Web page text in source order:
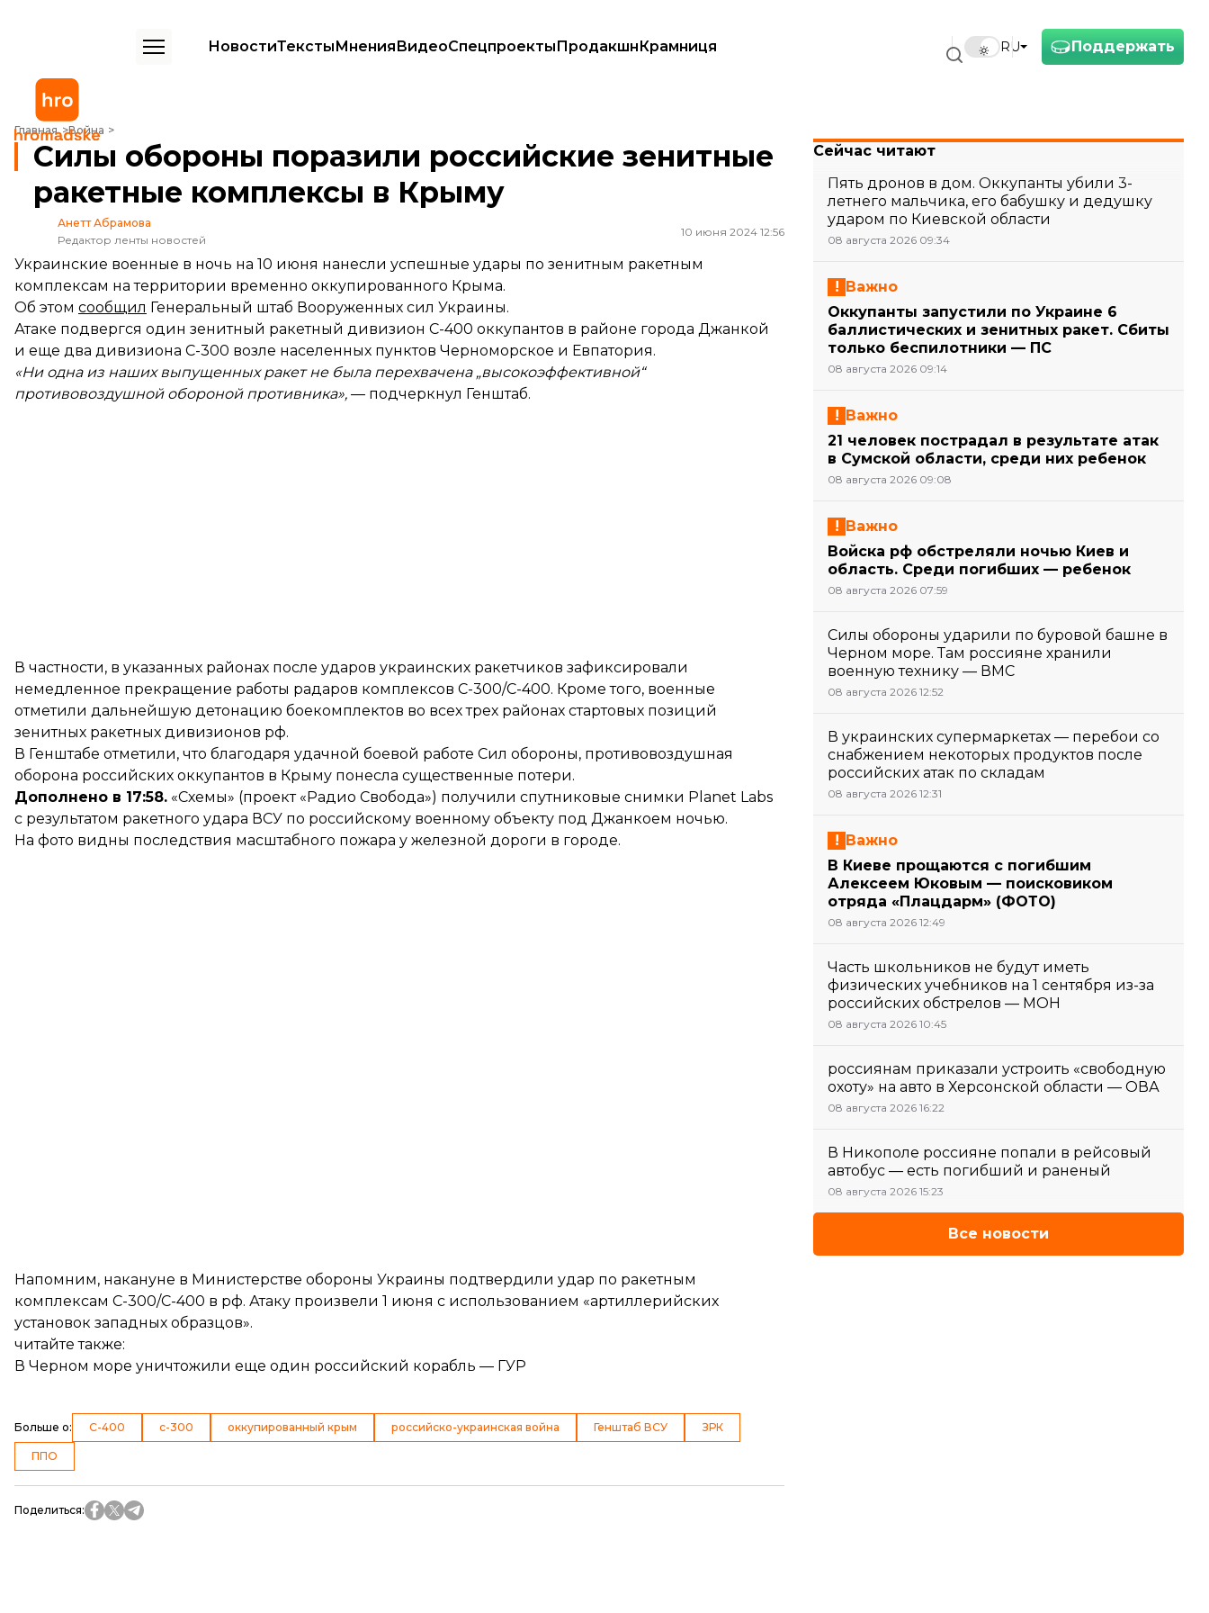
Поддержать
RU
НовостиТекстыМненияВидеоСпецпроектыПродакшнКрамниця
Главная Война
Силы обороны поразили российские зенитные ракетные комплексы в Крыму
Силы обороны поразили российские зенитные
ракетные комплексы в Крыму
Анетт Абрамова
Редактор ленты новостей
10 июня 2024 12:56
Украинские военные в ночь на 10 июня нанесли успешные удары по зенитным ракетным
комплексам на территории временно оккупированного Крыма.
Об этом сообщил Генеральный штаб Вооруженных сил Украины.
Атаке подвергся один зенитный ракетный дивизион С-400 оккупантов в районе города Джанкой
и еще два дивизиона С-300 возле населенных пунктов Черноморское и Евпатория.
«Ни одна из наших выпущенных ракет не была перехвачена „высокоэффективной“
противовоздушной обороной противника», — подчеркнул Генштаб.
В частности, в указанных районах после ударов украинских ракетчиков зафиксировали
немедленное прекращение работы радаров комплексов С-300/С-400. Кроме того, военные
отметили дальнейшую детонацию боекомплектов во всех трех районах стартовых позиций
зенитных ракетных дивизионов рф.
В Генштабе отметили, что благодаря удачной боевой работе Сил обороны, противовоздушная
оборона российских оккупантов в Крыму понесла существенные потери.
Дополнено в 17:58. «Схемы» (проект «Радио Свобода») получили спутниковые снимки Planet Labs
с результатом ракетного удара ВСУ по российскому военному объекту под Джанкоем ночью.
На фото видны последствия масштабного пожара у железной дороги в городе.
Напомним, накануне в Министерстве обороны Украины подтвердили удар по ракетным
комплексам С-300/С-400 в рф. Атаку произвели 1 июня с использованием «артиллерийских
установок западных образцов».
читайте также:
В Черном море уничтожили еще один российский корабль — ГУР
Больше о: С-400 с-300 оккупированный крым российско-украинская война Генштаб ВСУ ЗРК
ППО
Поделиться:
Сейчас читают
Пять дронов в дом. Оккупанты убили 3-
летнего мальчика, его бабушку и дедушку
ударом по Киевской области
08 августа 2026 09:34
Важно
Оккупанты запустили по Украине 6
баллистических и зенитных ракет. Сбиты
только беспилотники — ПС
08 августа 2026 09:14
Важно
21 человек пострадал в результате атак
в Сумской области, среди них ребенок
08 августа 2026 09:08
Важно
Войска рф обстреляли ночью Киев и
область. Среди погибших — ребенок
08 августа 2026 07:59
Силы обороны ударили по буровой башне в
Черном море. Там россияне хранили
военную технику — ВМС
08 августа 2026 12:52
В украинских супермаркетах — перебои со
снабжением некоторых продуктов после
российских атак по складам
08 августа 2026 12:31
Важно
В Киеве прощаются с погибшим
Алексеем Юковым — поисковиком
отряда «Плацдарм» (ФОТО)
08 августа 2026 12:49
Часть школьников не будут иметь
физических учебников на 1 сентября из-за
российских обстрелов — МОН
08 августа 2026 10:45
россиянам приказали устроить «свободную
охоту» на авто в Херсонской области — ОВА
08 августа 2026 16:22
В Никополе россияне попали в рейсовый
автобус — есть погибший и раненый
08 августа 2026 15:23
Все новости